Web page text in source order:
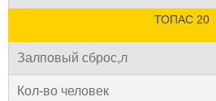
ТОПАС 20
Залповый сброс,л
Кол-во человек